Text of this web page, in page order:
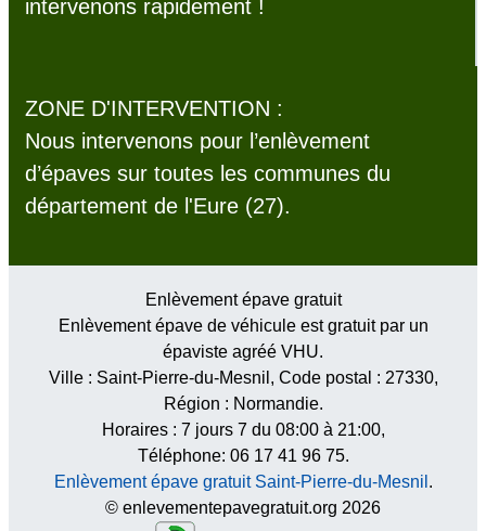
intervenons rapidement !
ZONE D'INTERVENTION :
Nous intervenons pour l’enlèvement
d’épaves sur toutes les communes du
département de l'Eure (27).
Enlèvement épave gratuit
Enlèvement épave de véhicule est gratuit par un
épaviste agréé VHU.
Ville : Saint-Pierre-du-Mesnil , Code postal : 27330,
Région : Normandie.
Horaires : 7 jours 7 du 08:00 à 21:00,
Téléphone: 06 17 41 96 75.
Enlèvement épave gratuit Saint-Pierre-du-Mesnil .
© enlevementepavegratuit.org 2026